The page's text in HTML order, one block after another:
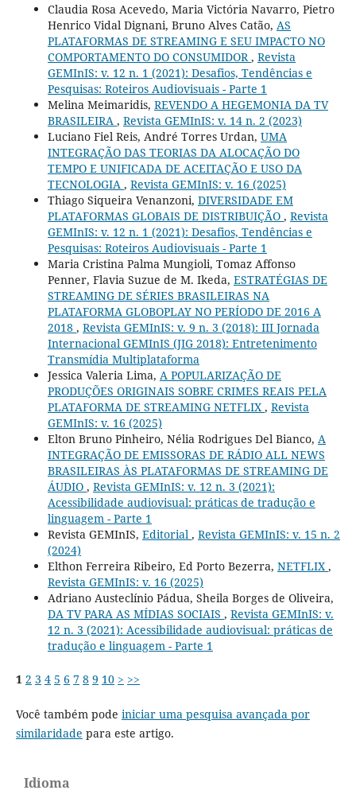
Claudia Rosa Acevedo, Maria Victória Navarro, Pietro
Henrico Vidal Dignani, Bruno Alves Catão, AS
PLATAFORMAS DE STREAMING E SEU IMPACTO NO
COMPORTAMENTO DO CONSUMIDOR, Revista
GEMInIS: v. 12 n. 1 (2021): Desafios, Tendências e
Pesquisas: Roteiros Audiovisuais - Parte 1
Melina Meimaridis, REVENDO A HEGEMONIA DA TV
BRASILEIRA , Revista GEMInIS: v. 14 n. 2 (2023)
Luciano Fiel Reis, André Torres Urdan, UMA
INTEGRAÇÃO DAS TEORIAS DA ALOCAÇÃO DO
TEMPO E UNIFICADA DE ACEITAÇÃO E USO DA
TECNOLOGIA , Revista GEMInIS: v. 16 (2025)
Thiago Siqueira Venanzoni, DIVERSIDADE EM
PLATAFORMAS GLOBAIS DE DISTRIBUIÇÃO , Revista
GEMInIS: v. 12 n. 1 (2021): Desafios, Tendências e
Pesquisas: Roteiros Audiovisuais - Parte 1
Maria Cristina Palma Mungioli, Tomaz Affonso
Penner, Flavia Suzue de M. Ikeda, ESTRATÉGIAS DE
STREAMING DE SÉRIES BRASILEIRAS NA
PLATAFORMA GLOBOPLAY NO PERÍODO DE 2016 A
2018 , Revista GEMInIS: v. 9 n. 3 (2018): III Jornada
Internacional GEMInIS (JIG 2018): Entretenimento
Transmídia Multiplataforma
Jessica Valeria Lima, A POPULARIZAÇÃO DE
PRODUÇÕES ORIGINAIS SOBRE CRIMES REAIS PELA
PLATAFORMA DE STREAMING NETFLIX , Revista
GEMInIS: v. 16 (2025)
Elton Bruno Pinheiro, Nélia Rodrigues Del Bianco, A
INTEGRAÇÃO DE EMISSORAS DE RÁDIO ALL NEWS
BRASILEIRAS ÀS PLATAFORMAS DE STREAMING DE
ÁUDIO , Revista GEMInIS: v. 12 n. 3 (2021):
Acessibilidade audiovisual: práticas de tradução e
linguagem - Parte 1
Revista GEMInIS, Editorial , Revista GEMInIS: v. 15 n. 2
(2024)
Elthon Ferreira Ribeiro, Ed Porto Bezerra, NETFLIX ,
Revista GEMInIS: v. 16 (2025)
Adriano Austeclínio Pádua, Sheila Borges de Oliveira,
DA TV PARA AS MÍDIAS SOCIAIS , Revista GEMInIS: v.
12 n. 3 (2021): Acessibilidade audiovisual: práticas de
tradução e linguagem - Parte 1
1 2 3 4 5 6 7 8 9 10 > >>
Você também pode iniciar uma pesquisa avançada por
similaridade para este artigo.
Idioma